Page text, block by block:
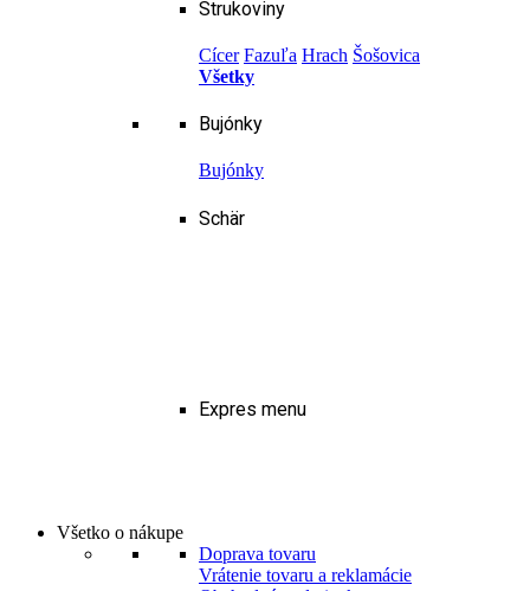
Strukoviny
Cícer Fazuľa Hrach Šošovica
Všetky
Bujónky
Bujónky
Schär
Expres menu
Všetko o nákupe
Doprava tovaru
Vrátenie tovaru a reklamácie